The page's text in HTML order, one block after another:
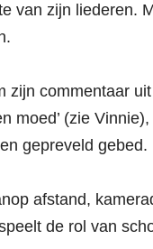
van zijn liederen.
zijn commentaar
moed’ (zie
gepreveld gebed.
afstand,
de rol van